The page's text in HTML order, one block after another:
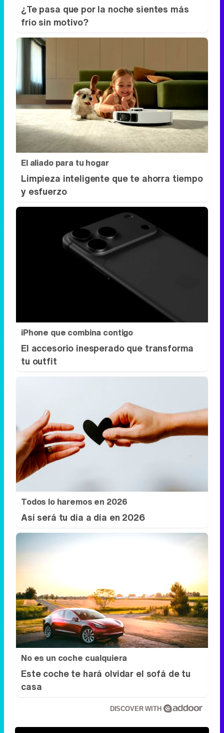
¿Te pasa que por la noche sientes más
frío sin motivo?
El aliado para tu hogar
Limpieza inteligente que te ahorra tiempo
y esfuerzo
iPhone que combina contigo
El accesorio inesperado que transforma
tu outfit
Todos lo haremos en 2026
Así será tu día a día en 2026
No es un coche cualquiera
Este coche te hará olvidar el sofá de tu
casa
DISCOVER WITH